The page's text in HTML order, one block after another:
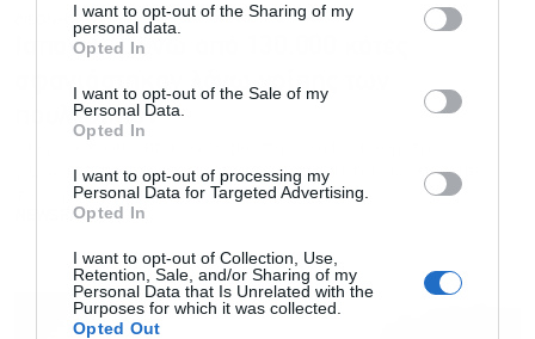
I want to opt-out of the Sharing of my
personal data.
Opted In
I want to opt-out of the Sale of my
Personal Data.
Opted In
I want to opt-out of processing my
Personal Data for Targeted Advertising.
Opted In
I want to opt-out of Collection, Use,
Retention, Sale, and/or Sharing of my
Personal Data that Is Unrelated with the
Purposes for which it was collected.
Opted Out
11.02.2022 - 23:15
Ισπανία: Πάνω από 130.000 κότες
σφαγιάστηκαν λόγω γρίπης των
πουλερικών
Οι αρχές έχουν αποκλείσει μια περιοχή 10 χιλιομέτρων
γύρω από το αγρόκτημα, το οποίο βρίσκεται λίγο έξω από
το χωριό Ισκάρ
NEWSROOM